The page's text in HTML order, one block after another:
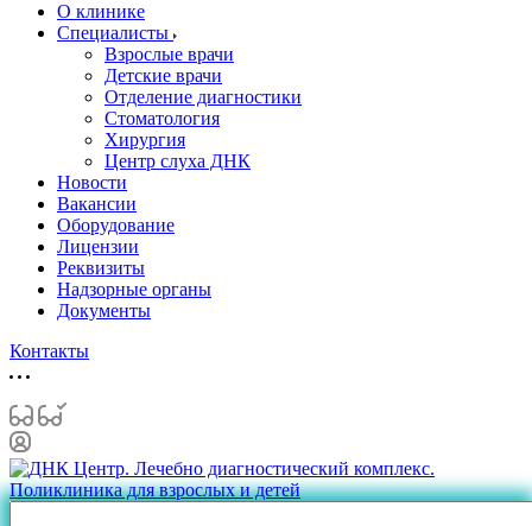
О клинике
Специалисты
Взрослые врачи
Детские врачи
Отделение диагностики
Стоматология
Хирургия
Центр слуха ДНК
Новости
Вакансии
Оборудование
Лицензии
Реквизиты
Надзорные органы
Документы
Контакты